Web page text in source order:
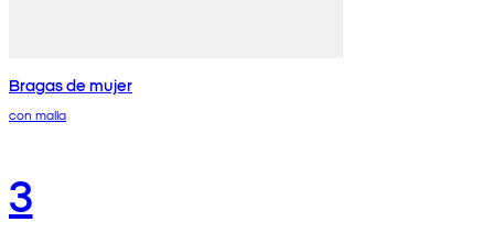
Bragas de mujer
con malla
3